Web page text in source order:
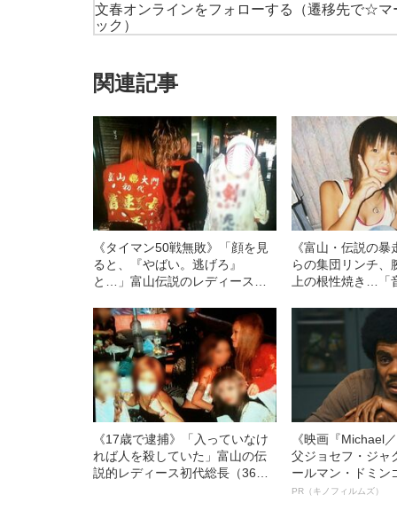
文春オンラインをフォローする
（遷移先で☆マ
ック）
関連記事
《タイマン50戦無敗》「顔を見
ると、『やばい。逃げろ』
と…」富山伝説のレディース初
ー制圧と朝までのバイク暴走
《富山・伝説の
らの集団リンチ、
上の根性焼き…「
す、過酷すぎる10
《17歳で逮捕》「入っていなけ
れば人を殺していた」富山の伝
説的レディース初代総長（36）
《映画『Michael
父ジョセフ・ジャ
ールマン・ドミン
ルインタビュー“
PR（キノフィルムズ）